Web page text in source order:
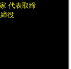
代表取締
役